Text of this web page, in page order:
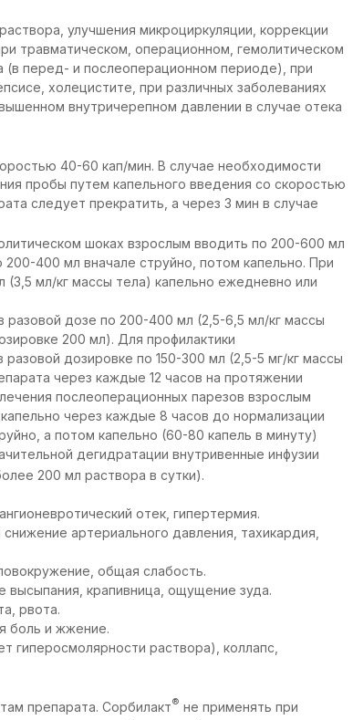
улучшения микроциркуляции, коррекции
травматическом, операционном, гемолитическом
перед- и послеоперационном периоде), при
холецистите, при различных заболеваниях
внутричерепном давлении в случае отека
40-60 кап/мин. В случае необходимости
пробы путем капельного введения со скоростью
следует прекратить, а через 3 мин в случае
шоках взрослым вводить по 200-600 мл
400 мл вначале струйно, потом капельно. При
мл/кг массы тела) капельно ежедневно или
дозе по 200-400 мл (2,5-6,5 мл/кг массы
200 мл). Для профилактики
дозировке по 150-300 мл (2,5-5 мг/кг массы
через каждые 12 часов на протяжении
послеоперационных парезов взрослым
через каждые 8 часов до нормализации
а потом капельно (60-80 капель в минуту)
дегидратации внутривенные инфузии
200 мл раствора в сутки).
отек, гипертермия.
артериального давления, тахикардия,
общая слабость.
крапивница, ощущение зуда.
рвота.
боль и жжение.
гиперосмолярности раствора), коллапс,
препарата. Сорбилакт® не применять при